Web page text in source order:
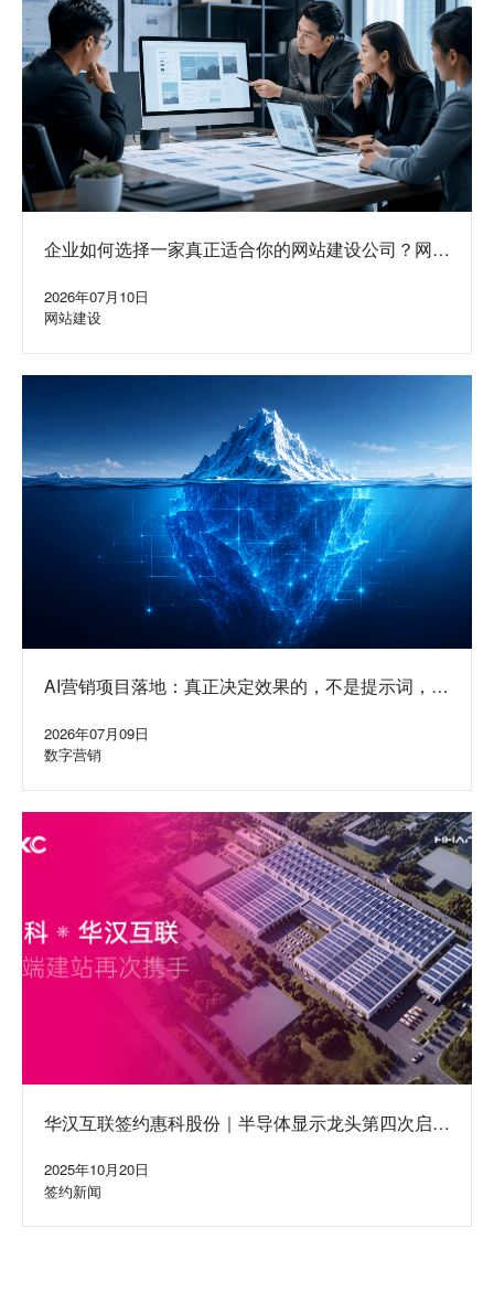
企业如何选择一家真正适合你的网站建设公司？网站
2026年07月10日
网站建设
AI营销项目落地：真正决定效果的，不是提示词，而
2026年07月09日
数字营销
华汉互联签约惠科股份｜半导体显示龙头第四次启动
2025年10月20日
签约新闻